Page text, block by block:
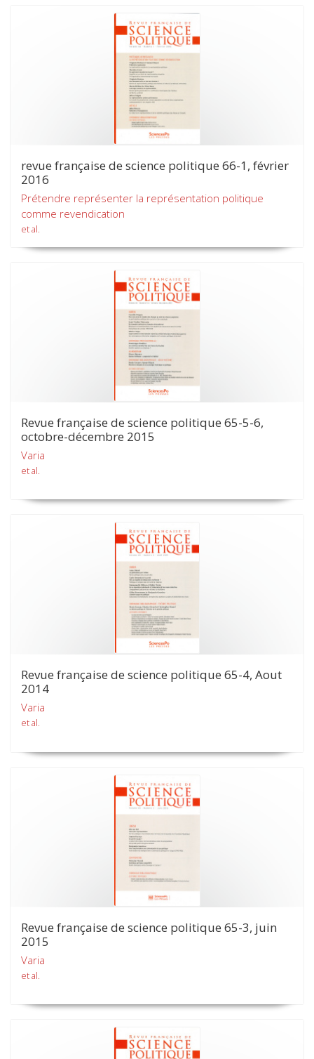
revue française de science politique 66-1, février
2016
Prétendre représenter la représentation politique
comme revendication
et al.
Revue française de science politique 65-5-6,
octobre-décembre 2015
Varia
et al.
Revue française de science politique 65-4, Aout
2014
Varia
et al.
Revue française de science politique 65-3, juin
2015
Varia
et al.